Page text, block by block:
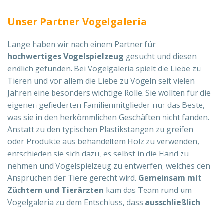
Unser Partner Vogelgaleria
Lange haben wir nach einem Partner für
hochwertiges Vogelspielzeug gesucht und diesen
endlich gefunden. Bei Vogelgaleria spielt die Liebe zu
Tieren und vor allem die Liebe zu Vögeln seit vielen
Jahren eine besonders wichtige Rolle. Sie wollten für die
eigenen gefiederten Familienmitglieder nur das Beste,
was sie in den herkömmlichen Geschäften nicht fanden.
Anstatt zu den typischen Plastikstangen zu greifen
oder Produkte aus behandeltem Holz zu verwenden,
entschieden sie sich dazu, es selbst in die Hand zu
nehmen und Vogelspielzeug zu entwerfen, welches den
Ansprüchen der Tiere gerecht wird. Gemeinsam mit
Züchtern und Tierärzten kam das Team rund um
Vogelgaleria zu dem Entschluss, dass ausschließlich